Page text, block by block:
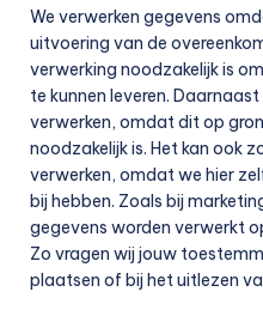
We verwerken gegevens
uitvoering van de
verwerking noodzakelijk is
te kunnen leveren.
verwerken, omdat dit op
noodzakelijk is. Het kan ook
verwerken, omdat we hier
bij hebben. Zoals bij
gegevens worden verwerkt
Zo vragen wij jouw
plaatsen of bij het uitlezen